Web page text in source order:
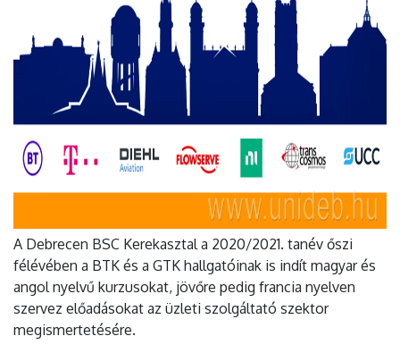
A Debrecen BSC Kerekasztal a 2020/2021. tanév őszi
félévében a BTK és a GTK hallgatóinak is indít magyar és
angol nyelvű kurzusokat, jövőre pedig francia nyelven
szervez előadásokat az üzleti szolgáltató szektor
megismertetésére.